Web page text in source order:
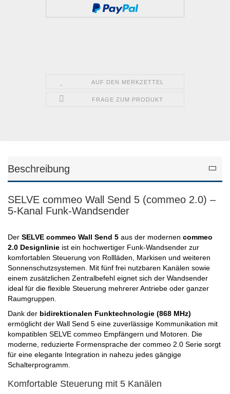
AUF DEN MERKZETTEL
FRAGE ZUM PRODUKT
Beschreibung
SELVE commeo Wall Send 5 (commeo 2.0) –
5-Kanal Funk-Wandsender
Der SELVE commeo Wall Send 5 aus der modernen commeo
2.0 Designlinie ist ein hochwertiger Funk-Wandsender zur
komfortablen Steuerung von Rollläden, Markisen und weiteren
Sonnenschutzsystemen. Mit fünf frei nutzbaren Kanälen sowie
einem zusätzlichen Zentralbefehl eignet sich der Wandsender
ideal für die flexible Steuerung mehrerer Antriebe oder ganzer
Raumgruppen.
Dank der bidirektionalen Funktechnologie (868 MHz)
ermöglicht der Wall Send 5 eine zuverlässige Kommunikation mit
kompatiblen SELVE commeo Empfängern und Motoren. Die
moderne, reduzierte Formensprache der commeo 2.0 Serie sorgt
für eine elegante Integration in nahezu jedes gängige
Schalterprogramm.
Komfortable Steuerung mit 5 Kanälen